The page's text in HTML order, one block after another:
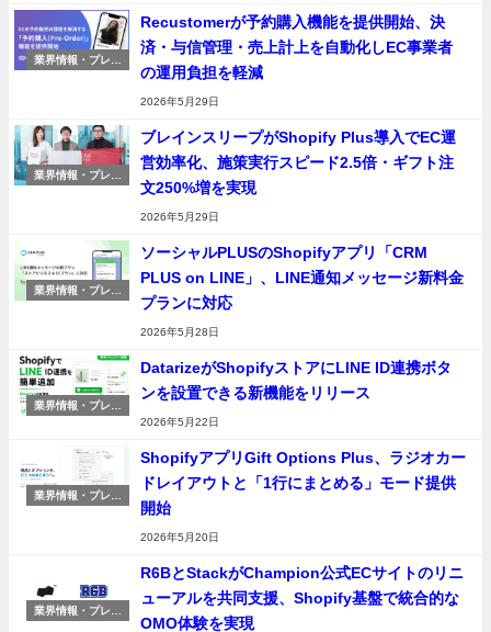
業界情報・プレス
Recustomerが予約購入機能を提供開始、決
済・与信管理・売上計上を自動化しEC事業者
の運用負担を軽減
2026年5月29日
業界情報・プレス
ブレインスリープがShopify Plus導入でEC運
営効率化、施策実行スピード2.5倍・ギフト注
文250%増を実現
2026年5月29日
業界情報・プレス
ソーシャルPLUSのShopifyアプリ「CRM
PLUS on LINE」、LINE通知メッセージ新料金
プランに対応
2026年5月28日
業界情報・プレス
DatarizeがShopifyストアにLINE ID連携ボタ
ンを設置できる新機能をリリース
2026年5月22日
業界情報・プレス
ShopifyアプリGift Options Plus、ラジオカー
ドレイアウトと「1行にまとめる」モード提供
開始
2026年5月20日
業界情報・プレス
R6BとStackがChampion公式ECサイトのリニ
ューアルを共同支援、Shopify基盤で統合的な
OMO体験を実現